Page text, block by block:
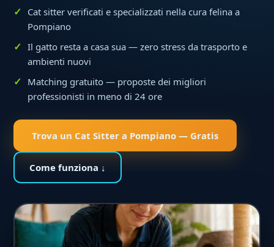
Cat sitter verificati e specializzati nella cura felina a
Pompiano
Il gatto resta a casa sua — zero stress da trasporto e
ambienti nuovi
Matching gratuito — proposte dei migliori
professionisti in meno di 24 ore
Trova un Cat Sitter a Pompiano — Gratis
Come funziona ↓